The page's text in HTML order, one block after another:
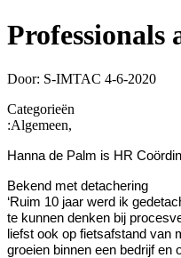
Professionals
Door: S-IMTAC 4-6-2020
Categorieën
:Algemeen,
Hanna de Palm is HR
Bekend met detachering
‘Ruim 10 jaar werd ik
te kunnen denken bij
liefst ook op fietsafstand van
groeien binnen een bedrijf en